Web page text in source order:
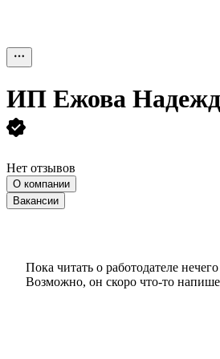
ИП Ежова
Нет отзывов
О компании
Вакансии
Пока читать о работодателе нечего
Возможно, он скоро что‑то